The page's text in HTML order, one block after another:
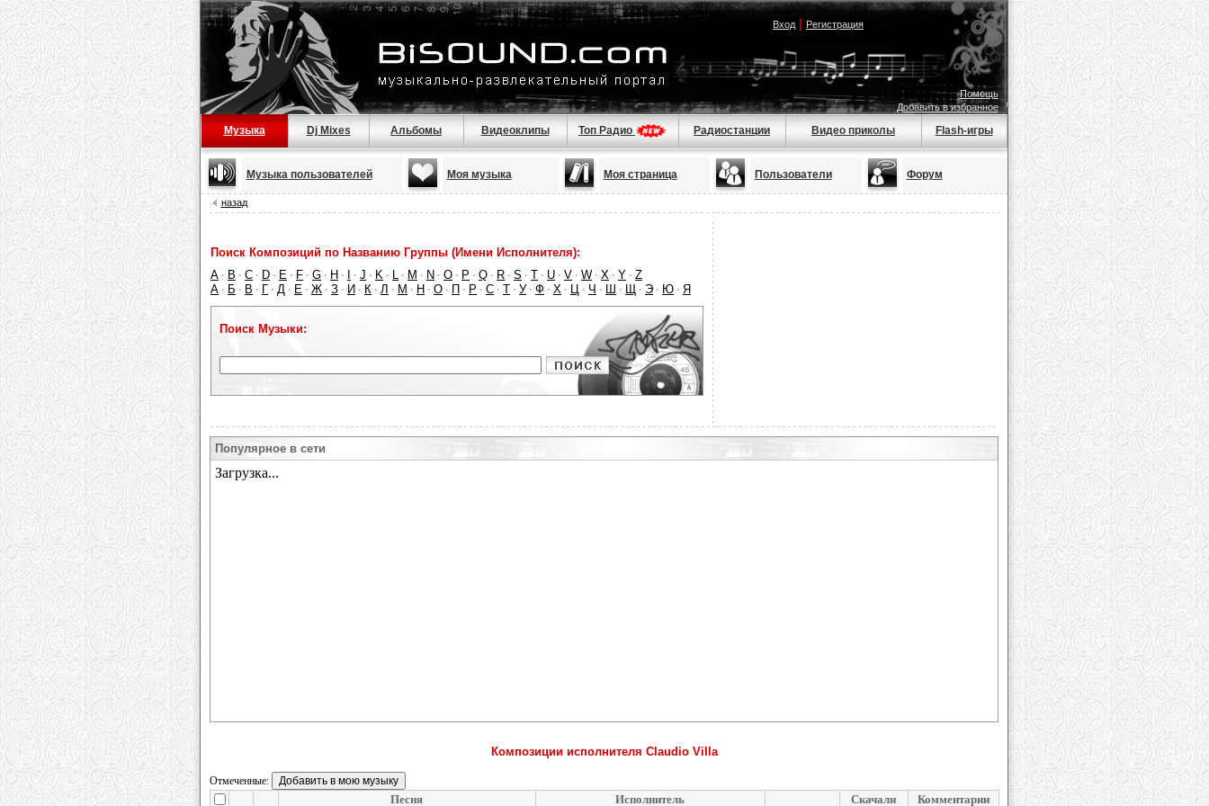
Вход| Регистрация
Помощь
Добавить в избранное
Музыка Dj Mixes Альбомы Видеоклипы Топ Радио Радиостанции Видео приколы Flash-игры
Музыка пользователей Моя музыка Моя страница Пользователи Форум
назад
Поиск Композиций по Названию Группы (Имени Исполнителя):
A · B · C · D · E · F · G · H · · J · K · L · M · N · O · P · Q · R · S · T · U · V · W · X · Y · Z
А · Б · В · Г · Д · Е · Ж · З · И · К · Л · М · Н · О · П · Р · С · Т · У · Ф · Х · Ц · Ч · Ш · Щ · Э · Ю · Я
Поиск Музыки:
Популярное в сети
Композиции исполнителя Claudio Villa
Отмеченные:
Песня Исполнитель Скачали Комментарии